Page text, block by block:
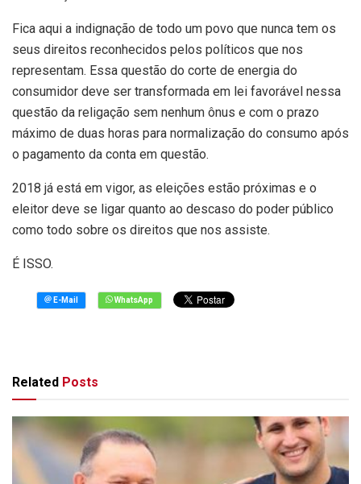
Fica aqui a indignação de todo um povo que nunca tem os
seus direitos reconhecidos pelos políticos que nos
representam. Essa questão do corte de energia do
consumidor deve ser transformada em lei favorável nessa
questão da religação sem nenhum ônus e com o prazo
máximo de duas horas para normalização do consumo após
o pagamento da conta em questão.
2018 já está em vigor, as eleições estão próximas e o
eleitor deve se ligar quanto ao descaso do poder público
como todo sobre os direitos que nos assiste.
É ISSO.
Related Posts